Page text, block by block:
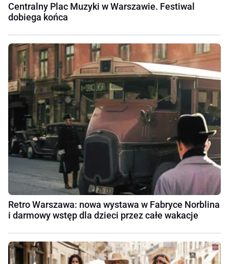
Centralny Plac Muzyki w Warszawie. Festiwal
dobiega końca
Retro Warszawa: nowa wystawa w Fabryce Norblina
i darmowy wstęp dla dzieci przez całe wakacje